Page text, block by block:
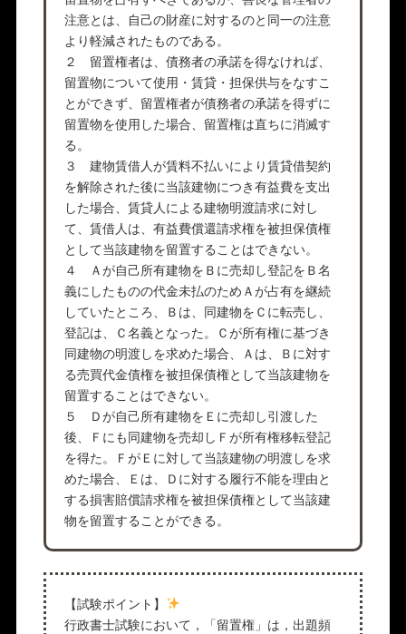
注意とは、自己の財産に対するのと同一の注意
より軽減されたものである。
２ 留置権者は、債務者の承諾を得なければ、
留置物について使用・賃貸・担保供与をなすこ
とができず、留置権者が債務者の承諾を得ずに
留置物を使用した場合、留置権は直ちに消滅す
る。
３ 建物賃借人が賃料不払いにより賃貸借契約
を解除された後に当該建物につき有益費を支出
した場合、賃貸人による建物明渡請求に対し
て、賃借人は、有益費償還請求権を被担保債権
として当該建物を留置することはできない。
４ Ａが自己所有建物をＢに売却し登記をＢ名
義にしたものの代金未払のためＡが占有を継続
していたところ、Ｂは、同建物をＣに転売し、
登記は、Ｃ名義となった。Ｃが所有権に基づき
同建物の明渡しを求めた場合、Ａは、Ｂに対す
る売買代金債権を被担保債権として当該建物を
留置することはできない。
５ Ｄが自己所有建物をＥに売却し引渡した
後、Ｆにも同建物を売却しＦが所有権移転登記
を得た。ＦがＥに対して当該建物の明渡しを求
めた場合、Ｅは、Ｄに対する履行不能を理由と
する損害賠償請求権を被担保債権として当該建
物を留置することができる。
【試験ポイント】
行政書士試験において，「留置権」は，出題頻